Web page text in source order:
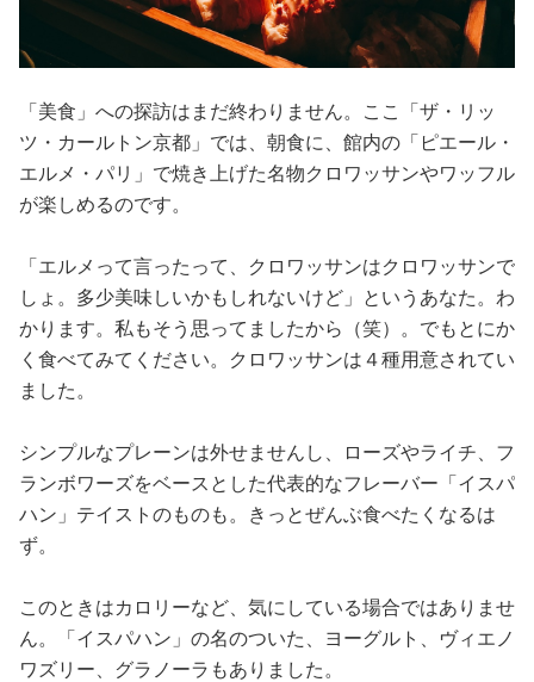
「美食」への探訪はまだ終わりません。ここ「ザ・リッ
ツ・カールトン京都」では、朝食に、館内の「ピエール・
エルメ・パリ」で焼き上げた名物クロワッサンやワッフル
が楽しめるのです。
「エルメって言ったって、クロワッサンはクロワッサンで
しょ。多少美味しいかもしれないけど」というあなた。わ
かります。私もそう思ってましたから（笑）。でもとにか
く食べてみてください。クロワッサンは４種用意されてい
ました。
シンプルなプレーンは外せませんし、ローズやライチ、フ
ランボワーズをベースとした代表的なフレーバー「イスパ
ハン」テイストのものも。きっとぜんぶ食べたくなるは
ず。
このときはカロリーなど、気にしている場合ではありませ
ん。「イスパハン」の名のついた、ヨーグルト、ヴィエノ
ワズリー、グラノーラもありました。